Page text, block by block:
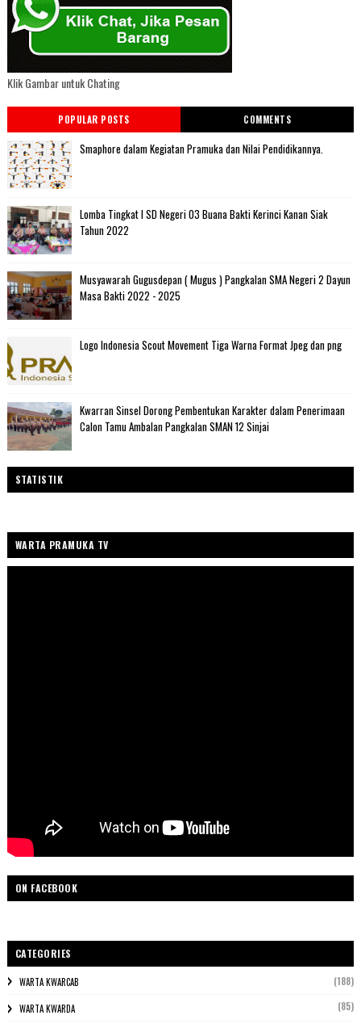
Klik Gambar untuk Chating
POPULAR POSTS COMMENTS
Smaphore dalam Kegiatan Pramuka dan Nilai Pendidikannya.
Lomba Tingkat I SD Negeri 03 Buana Bakti Kerinci Kanan Siak
Tahun 2022
Musyawarah Gugusdepan ( Mugus ) Pangkalan SMA Negeri 2 Dayun
Masa Bakti 2022 - 2025
Logo Indonesia Scout Movement Tiga Warna Format Jpeg dan png
Kwarran Sinsel Dorong Pembentukan Karakter dalam Penerimaan
Calon Tamu Ambalan Pangkalan SMAN 12 Sinjai
STATISTIK
WARTA PRAMUKA TV
ON FACEBOOK
CATEGORIES
WARTA KWARCAB (188)
WARTA KWARDA (85)